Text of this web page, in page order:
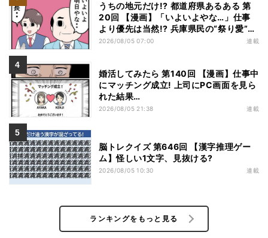
うちの地元だけ!? 都道府県あるある 第
20回 【漫画】「いよいよやな…」仕事
より優先は当然!? 兵庫県民の“祭り愛”が
熱すぎた
2026/08/05 07:00 連載
婚活してみたら 第140回 【漫画】仕事中
にマッチング成立! 上司にPC画面を見ら
れた結果…
2026/08/05 21:38 連載
脳トレクイズ 第646回 【漢字推理ゲー
ム】怪しい1文字、見抜ける?
2026/08/05 10:30 連載
ランキングをもっと見る